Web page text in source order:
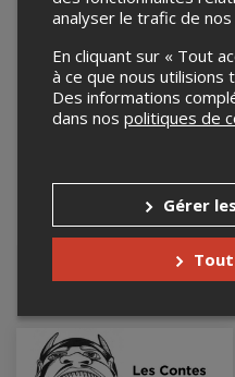
Événements à
analyser le trafic de
En cliquant sur « Tout
à ce que nous
Des informations
dans nos politiques de
Gérer